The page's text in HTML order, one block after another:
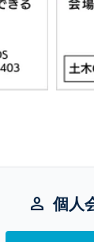
person 個人